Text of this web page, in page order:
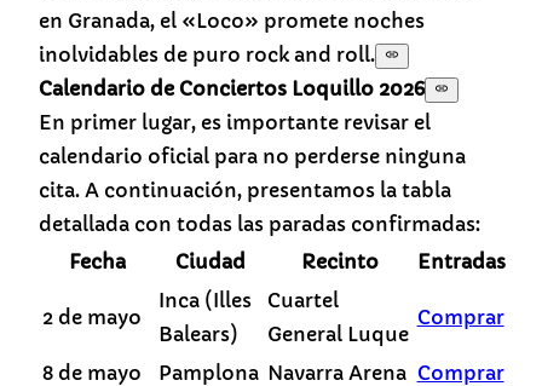
en Granada, el «Loco» promete noches
inolvidables de puro rock and roll.
Calendario de Conciertos Loquillo 2026
En primer lugar, es importante revisar el
calendario oficial para no perderse ninguna
cita. A continuación, presentamos la tabla
detallada con todas las paradas confirmadas:
Fecha
Ciudad Recinto Entradas
2 de mayo
Inca (Illes
Balears)
Cuartel
General Luque
Comprar
8 de mayo Pamplona Navarra Arena Comprar